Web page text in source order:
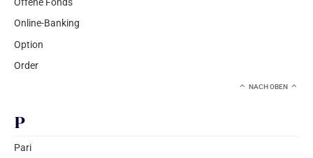
Online-Banking
Option
Order
NACH OBEN
P
Pari